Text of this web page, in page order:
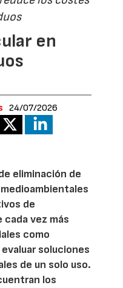
en
24/07/2026
eliminación de
de
vez más
como
soluciones
de un solo uso.
los